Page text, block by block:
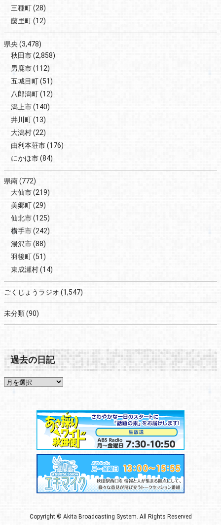
三種町(28)
藤里町(12)
県央(3,478)
秋田市(2,858)
男鹿市(112)
五城目町(51)
八郎潟町(12)
潟上市(140)
井川町(13)
大潟村(22)
由利本荘市(176)
にかほ市(84)
県南(772)
大仙市(219)
美郷町(29)
仙北市(125)
横手市(242)
湯沢市(88)
羽後町(51)
東成瀬村(14)
ごくじょうラジオ (1,547)
未分類(90)
過去の日記
Copyright © Akita Broadcasting System. All Rights Reserved